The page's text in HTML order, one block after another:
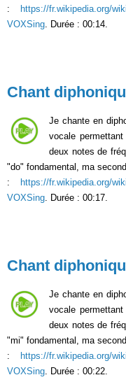
:
https://fr.wikipedia.org/
VOXSing. Durée : 00:14.
Chant
Je chante en
vocale
deux notes de
"do" fondamental, ma
:
https://fr.wikipedia.org/
VOXSing . Durée : 00:17.
Chant
Je chante en
vocale
deux notes de
"mi" fondamental, ma
: https://fr.wikipedia.org/
VOXSing . Durée : 00:22.